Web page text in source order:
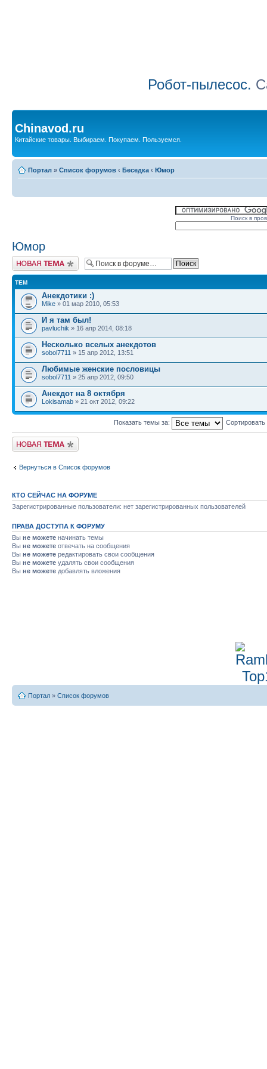
Робот-пылесос.
Chinavod.ru
Китайские товары. Выбираем. Покупаем. Пользуемся.
Портал » Список форумов ‹ Беседка ‹ Юмор
Поиск в
Юмор
Начать новую тему
ТЕМ
Анекдотики :)
Mike » 01 мар 2010, 05:53
И я там был!
pavluchik » 16 апр 2014, 08:18
Несколько вселых анекдотов
sobol7711 » 15 апр 2012, 13:51
Любимые женские пословицы
sobol7711 » 25 апр 2012, 09:50
Анекдот на 8 октября
Lokisamab » 21 окт 2012, 09:22
Показать темы за:
Начать новую тему
Вернуться в Список форумов
КТО СЕЙЧАС НА ФОРУМЕ
Зарегистрированные пользователи: нет зарегистрированных пользователей
ПРАВА ДОСТУПА К ФОРУМУ
Вы не можете начинать темы
Вы не можете отвечать на сообщения
Вы не можете редактировать свои сообщения
Вы не можете удалять свои сообщения
Вы не можете добавлять вложения
Портал » Список форумов